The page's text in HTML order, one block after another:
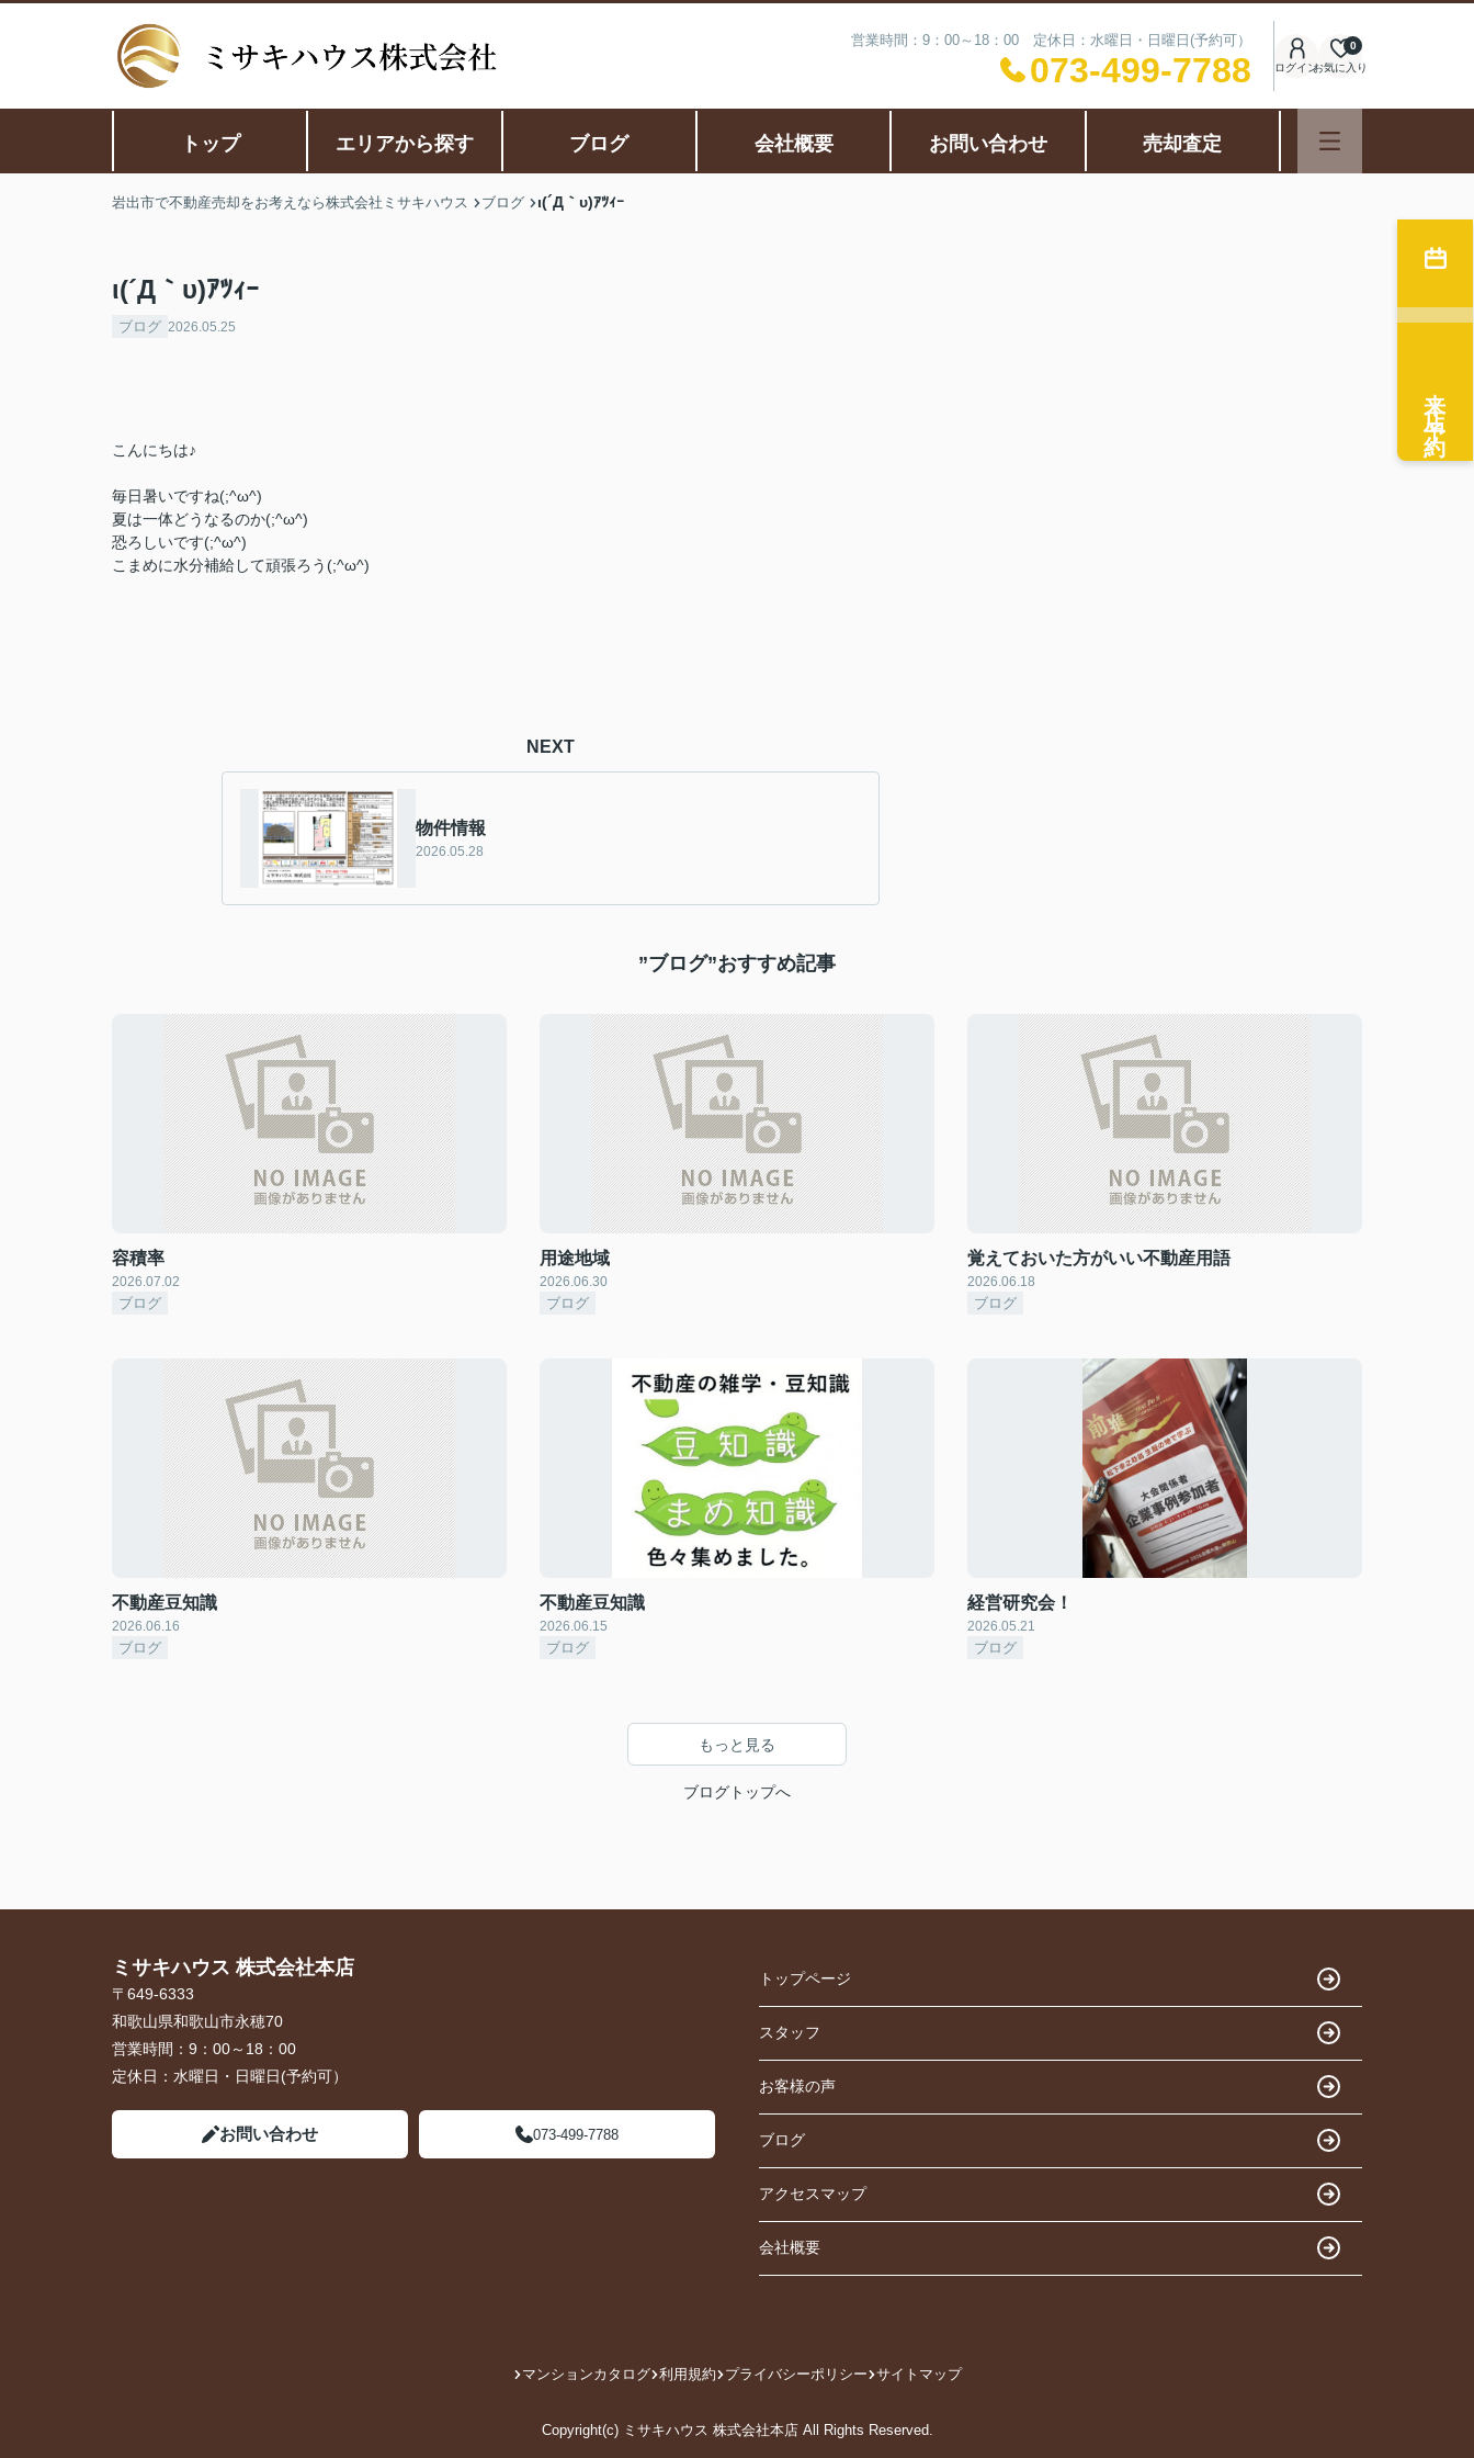
営業時間：9：00～18：00 定休日：水曜日・日曜日(予約可）
073-499-7788 ログインお気に入り
0
トップ エリアから探す ブログ 会社概要 お問い合わせ 売却査定
岩出市で不動産売却をお考えなら株式会社ミサキハウス ブログ ι(´Д｀υ)ｱﾂｨｰ
ι(´Д｀υ)ｱﾂｨｰ
ブログ 2026.05.25
こんにちは♪
毎日暑いですね(;^ω^)
夏は一体どうなるのか(;^ω^)
恐ろしいです(;^ω^)
こまめに水分補給して頑張ろう(;^ω^)
NEXT
物件情報
2026.05.28
”ブログ”おすすめ記事
容積率
2026.07.02
ブログ
用途地域
2026.06.30
ブログ
覚えておいた方がいい不動産用語
2026.06.18
ブログ
不動産豆知識
2026.06.16
ブログ
不動産豆知識
2026.06.15
ブログ
経営研究会！
2026.05.21
ブログ
もっと見る
ブログトップへ
来店予約
ミサキハウス 株式会社本店
〒649-6333
和歌山県和歌山市永穂70
営業時間： 9：00～18：00
定休日： 水曜日・日曜日(予約可）
お問い合わせ 073-499-7788
トップページ
スタッフ
お客様の声
ブログ
アクセスマップ
会社概要
マンションカタログ 利用規約 プライバシーポリシー サイトマップ
Copyright(c) ミサキハウス 株式会社本店 All Rights Reserved.